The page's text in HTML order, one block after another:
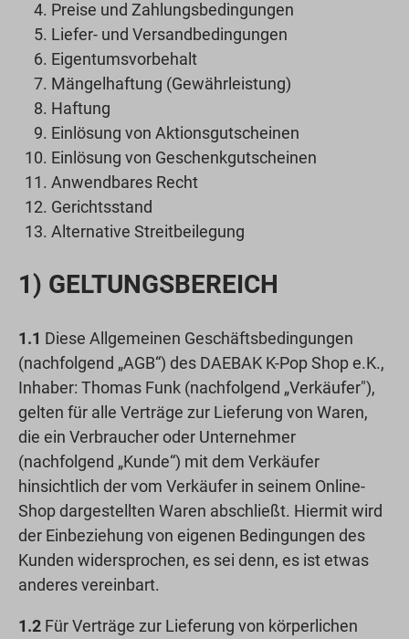
Preise und Zahlungsbedingungen
Liefer- und Versandbedingungen
Eigentumsvorbehalt
Mängelhaftung (Gewährleistung)
Haftung
Einlösung von Aktionsgutscheinen
Einlösung von Geschenkgutscheinen
Anwendbares Recht
Gerichtsstand
Alternative Streitbeilegung
1) GELTUNGSBEREICH
1.1 Diese Allgemeinen Geschäftsbedingungen
(nachfolgend „AGB“) des DAEBAK K-Pop Shop e.K.,
Inhaber: Thomas Funk (nachfolgend „Verkäufer"),
gelten für alle Verträge zur Lieferung von Waren,
die ein Verbraucher oder Unternehmer
(nachfolgend „Kunde“) mit dem Verkäufer
hinsichtlich der vom Verkäufer in seinem Online-
Shop dargestellten Waren abschließt. Hiermit wird
der Einbeziehung von eigenen Bedingungen des
Kunden widersprochen, es sei denn, es ist etwas
anderes vereinbart.
1.2 Für Verträge zur Lieferung von körperlichen